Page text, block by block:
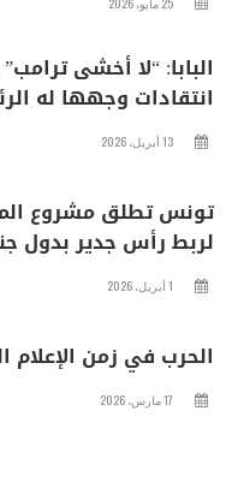
البابا: “لا أخشى
انتقادات وجهها له
13 أبريل، 2026
تونس تطلق مشروع
لربط رأس جدير بدول
1 أبريل، 2026
الحرب في زمن الإعلام
17 مارس، 2026